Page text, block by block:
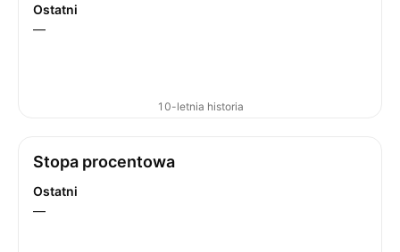
Ostatni
—
10-letnia historia
Stopa procentowa
Ostatni
—